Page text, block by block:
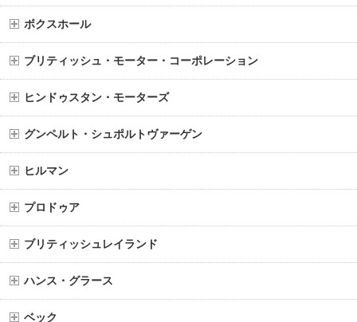
ボクスホール
ブリティッシュ・モーター・コーポレーション
ヒンドゥスタン・モーターズ
グンペルト・シュポルトヴァーゲン
ヒルマン
プロドゥア
ブリティッシュレイランド
ハンス・グラース
ベック